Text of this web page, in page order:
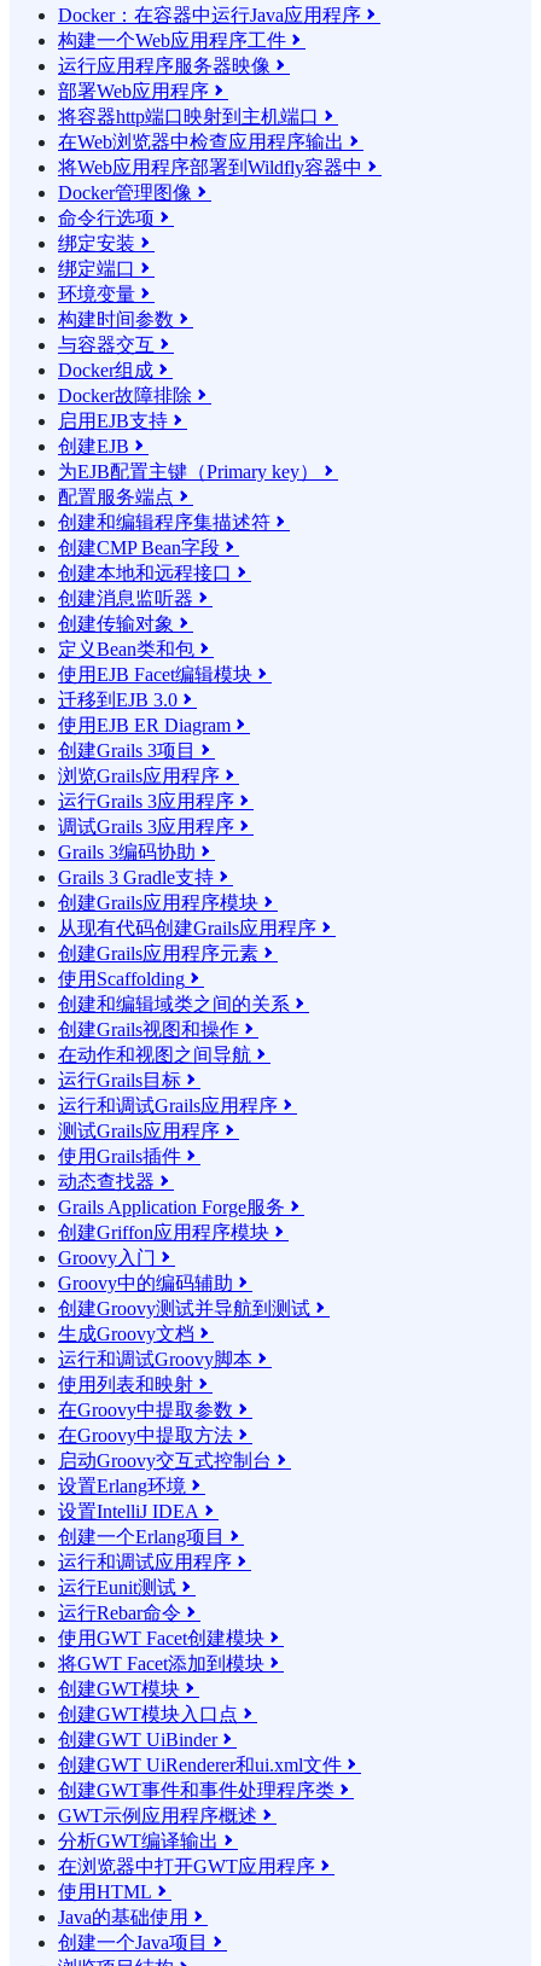
Docker：在容器中运行Java应用程序 
构建一个Web应用程序工件 
运行应用程序服务器映像 
部署Web应用程序 
将容器http端口映射到主机端口 
在Web浏览器中检查应用程序输出 
将Web应用程序部署到Wildfly容器中 
Docker管理图像 
命令行选项 
绑定安装 
绑定端口 
环境变量 
构建时间参数 
与容器交互 
Docker组成 
Docker故障排除 
启用EJB支持 
创建EJB 
为EJB配置主键（Primary key） 
配置服务端点 
创建和编辑程序集描述符 
创建CMP Bean字段 
创建本地和远程接口 
创建消息监听器 
创建传输对象 
定义Bean类和包 
使用EJB Facet编辑模块 
迁移到EJB 3.0 
使用EJB ER Diagram 
创建Grails 3项目 
浏览Grails应用程序 
运行Grails 3应用程序 
调试Grails 3应用程序 
Grails 3编码协助 
Grails 3 Gradle支持 
创建Grails应用程序模块 
从现有代码创建Grails应用程序 
创建Grails应用程序元素 
使用Scaffolding 
创建和编辑域类之间的关系 
创建Grails视图和操作 
在动作和视图之间导航 
运行Grails目标 
运行和调试Grails应用程序 
测试Grails应用程序 
使用Grails插件 
动态查找器 
Grails Application Forge服务 
创建Griffon应用程序模块 
Groovy入门 
Groovy中的编码辅助 
创建Groovy测试并导航到测试 
生成Groovy文档 
运行和调试Groovy脚本 
使用列表和映射 
在Groovy中提取参数 
在Groovy中提取方法 
启动Groovy交互式控制台 
设置Erlang环境 
设置IntelliJ IDEA 
创建一个Erlang项目 
运行和调试应用程序 
运行Eunit测试 
运行Rebar命令 
使用GWT Facet创建模块 
将GWT Facet添加到模块 
创建GWT模块 
创建GWT模块入口点 
创建GWT UiBinder
创建GWT UiRenderer和ui.xml文件 
创建GWT事件和事件处理程序类 
GWT示例应用程序概述 
分析GWT编译输出 
在浏览器中打开GWT应用程序 
使用HTML 
Java的基础使用 
创建一个Java项目 